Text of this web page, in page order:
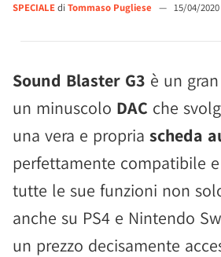
SPECIALEdi Tommaso Pugliese — 15/04/2020
Sound Blaster G3 è un
un minuscolo DAC che
una vera e propria scheda
perfettamente compatibile
tutte le sue funzioni non
anche su PS4 e Nintendo
un prezzo decisamente